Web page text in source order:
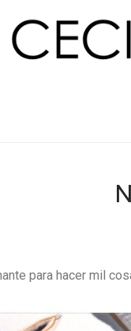
para hacer mil